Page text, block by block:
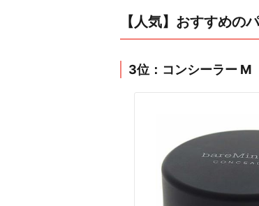
【人気】おすすめの
3位：コンシーラー M